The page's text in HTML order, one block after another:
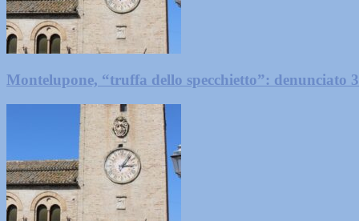
Montelupone, “truffa dello specchietto”: denunciato